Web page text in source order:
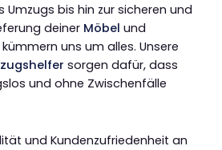
bis hin zur sicheren und
deiner Möbel und
uns um alles. Unsere
sorgen dafür, dass
und ohne Zwischenfälle
und Kundenzufriedenheit an